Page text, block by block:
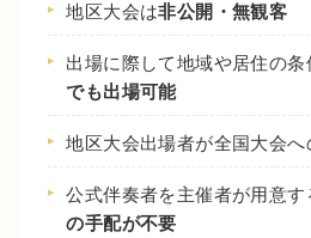
地区大会は非公開・無観客
出場に際して地域や居住の条
でも出場可能
地区大会出場者が全国大会へ
公式伴奏者を主催者が用意す
の手配が不要